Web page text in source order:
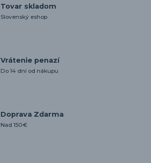
Tovar skladom
Slovenský eshop
Vrátenie penazí
Do 14 dní od nákupu
Doprava Zdarma
Nad 150€